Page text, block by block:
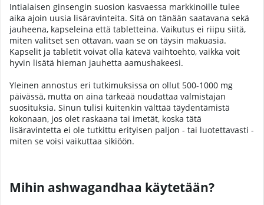
Intialaisen ginsengin suosion kasvaessa markkinoille tulee
aika ajoin uusia lisäravinteita. Sitä on tänään saatavana sekä
jauheena, kapseleina että tabletteina. Vaikutus ei riipu siitä,
miten valitset sen ottavan, vaan se on täysin makuasia.
Kapselit ja tabletit voivat olla kätevä vaihtoehto, vaikka voit
hyvin lisätä hieman jauhetta aamushakeesi.
Yleinen annostus eri tutkimuksissa on ollut 500-1000 mg
päivässä, mutta on aina tärkeää noudattaa valmistajan
suosituksia. Sinun tulisi kuitenkin välttää täydentämistä
kokonaan, jos olet raskaana tai imetät, koska tätä
lisäravintetta ei ole tutkittu erityisen paljon - tai luotettavasti -
miten se voisi vaikuttaa sikiöön.
Mihin ashwagandhaa käytetään?